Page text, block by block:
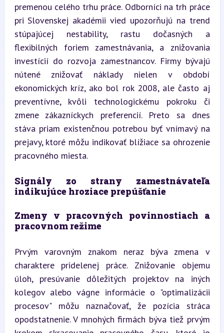
premenou celého trhu práce. Odborníci na trh práce
pri Slovenskej akadémii vied upozorňujú na trend
stúpajúcej nestability, rastu dočasných a
flexibilných foriem zamestnávania, a znižovania
investícií do rozvoja zamestnancov. Firmy bývajú
nútené znižovať náklady nielen v období
ekonomických kríz, ako bol rok 2008, ale často aj
preventívne, kvôli technologickému pokroku či
zmene zákazníckych preferencií. Preto sa dnes
stáva priam existenčnou potrebou byť vnímavý na
prejavy, ktoré môžu indikovať blížiace sa ohrozenie
pracovného miesta.
Signály zo strany zamestnávateľa
indikujúce hroziace prepúšťanie
Zmeny v pracovných povinnostiach a
pracovnom režime
Prvým varovným znakom neraz býva zmena v
charaktere pridelenej práce. Znižovanie objemu
úloh, presúvanie dôležitých projektov na iných
kolegov alebo vágne informácie o "optimalizácii
procesov" môžu naznačovať, že pozícia stráca
opodstatnenie. V mnohých firmách býva tiež prvým